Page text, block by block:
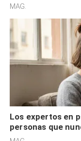
son
MAG.
Los expertos en
personas que
redes sociales no